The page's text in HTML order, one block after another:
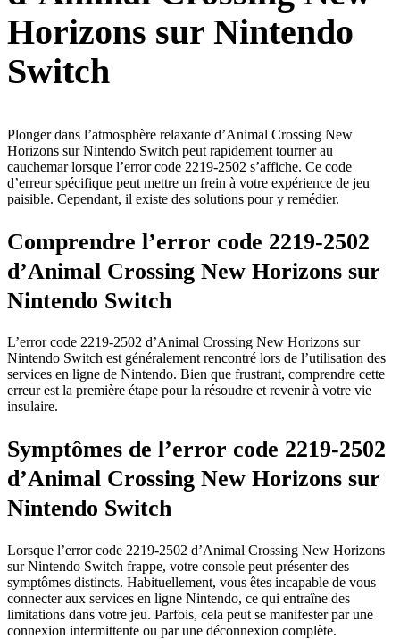
Horizons sur Nintendo
Switch
Plonger dans l’atmosphère relaxante d’Animal Crossing New
Horizons sur Nintendo Switch peut rapidement tourner au
cauchemar lorsque l’error code 2219-2502 s’affiche. Ce code
d’erreur spécifique peut mettre un frein à votre expérience de jeu
paisible. Cependant, il existe des solutions pour y remédier.
Comprendre l’error code 2219-2502
d’Animal Crossing New Horizons sur
Nintendo Switch
L’error code 2219-2502 d’Animal Crossing New Horizons sur
Nintendo Switch est généralement rencontré lors de l’utilisation des
services en ligne de Nintendo. Bien que frustrant, comprendre cette
erreur est la première étape pour la résoudre et revenir à votre vie
insulaire.
Symptômes de l’error code 2219-2502
d’Animal Crossing New Horizons sur
Nintendo Switch
Lorsque l’error code 2219-2502 d’Animal Crossing New Horizons
sur Nintendo Switch frappe, votre console peut présenter des
symptômes distincts. Habituellement, vous êtes incapable de vous
connecter aux services en ligne Nintendo, ce qui entraîne des
limitations dans votre jeu. Parfois, cela peut se manifester par une
connexion intermittente ou par une déconnexion complète.